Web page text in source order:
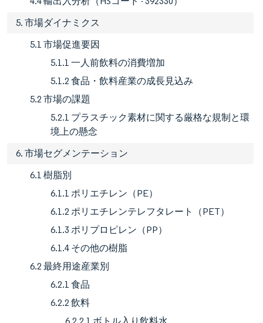
5. 市場ダイナミクス
5.1 市場促進要因
5.1.1 一人前飲料の消費増加
5.1.2 食品・飲料産業の成長見込み
5.2 市場の課題
5.2.1 プラスチック素材に関する厳格な規制と環
境上の懸念
6. 市場セグメンテーション
6.1 樹脂別
6.1.1 ポリエチレン（PE）
6.1.2 ポリエチレンテレフタレート（PET）
6.1.3 ポリプロピレン（PP）
6.1.4 その他の樹脂
6.2 最終用途産業別
6.2.1 食品
6.2.2 飲料